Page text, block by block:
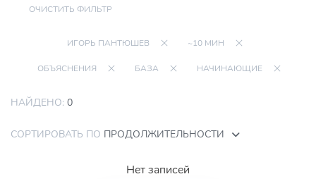
ОЧИСТИТЬ ФИЛЬТР
ИГОРЬ ПАНТЮШЕВ ~10 МИН
ОБЪЯСНЕНИЯ БАЗА НАЧИНАЮЩИЕ
НАЙДЕНО: 0
СОРТИРОВАТЬ ПО ПРОДОЛЖИТЕЛЬНОСТИ
Нет записей